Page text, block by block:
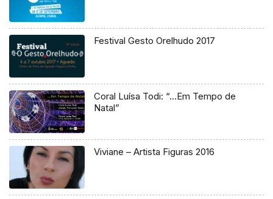
Festival Gesto Orelhudo 2017
Coral Luísa Todi: “…Em Tempo de
Natal”
Viviane – Artista Figuras 2016